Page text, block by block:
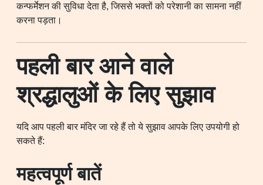
कन्फर्मेशन की सुविधा देता है, जिससे भक्तों को परेशानी का सामना नहीं
करना पड़ता।
पहली बार आने वाले
श्रद्धालुओं के लिए सुझाव
यदि आप पहली बार मंदिर जा रहे हैं तो ये सुझाव आपके लिए उपयोगी हो
सकते हैं:
महत्वपूर्ण बातें